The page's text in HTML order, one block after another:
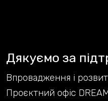
Дякуємо за
Впровадження і
Проєктний офіс